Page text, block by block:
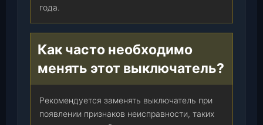
года.
Как часто необходимо
менять этот выключатель?
Рекомендуется заменять выключатель при
появлении признаков неисправности, таких